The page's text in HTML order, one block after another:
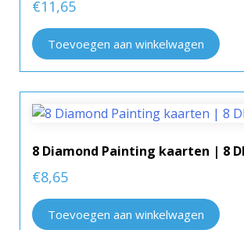
€11,65
Toevoegen aan winkelwagen
8 Diamond Painting kaarten | 8
€8,65
Toevoegen aan winkelwagen